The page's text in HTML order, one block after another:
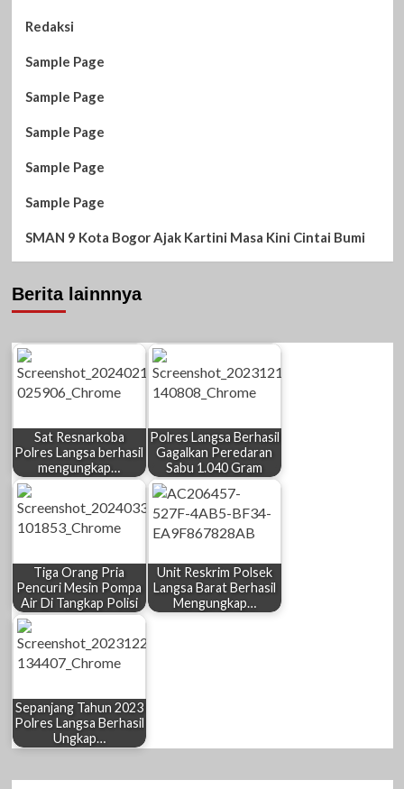
Redaksi
Sample Page
Sample Page
Sample Page
Sample Page
Sample Page
SMAN 9 Kota Bogor Ajak Kartini Masa Kini Cintai Bumi
Berita lainnnya
Sat Resnarkoba
Polres Langsa berhasil
mengungkap…
Polres Langsa Berhasil
Gagalkan Peredaran
Sabu 1.040 Gram
Tiga Orang Pria
Pencuri Mesin Pompa
Air Di Tangkap Polisi
Unit Reskrim Polsek
Langsa Barat Berhasil
Mengungkap…
Sepanjang Tahun 2023
Polres Langsa Berhasil
Ungkap…